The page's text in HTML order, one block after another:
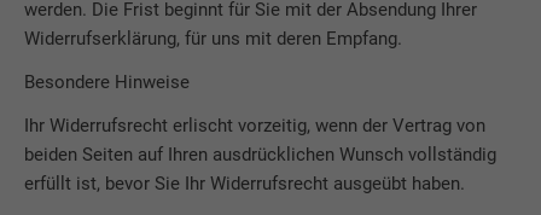
werden. Die Frist beginnt für Sie mit der Absendung Ihrer
Widerrufserklärung, für uns mit deren Empfang.
Besondere Hinweise
Ihr Widerrufsrecht erlischt vorzeitig, wenn der Vertrag von
beiden Seiten auf Ihren ausdrücklichen Wunsch vollständig
erfüllt ist, bevor Sie Ihr Widerrufsrecht ausgeübt haben.